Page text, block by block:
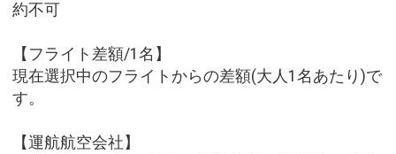
約不可
【フライト差額/1名】
現在選択中のフライトからの差額(大人1名あたり)で
す。
【運航航空会社】